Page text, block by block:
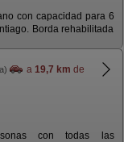
con capacidad para 6
Borda rehabilitada
a 19,7 km de
con todas las